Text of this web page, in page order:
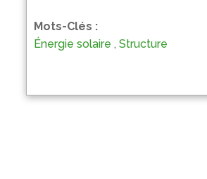
Mots-Clés :
Énergie solaire , Structure